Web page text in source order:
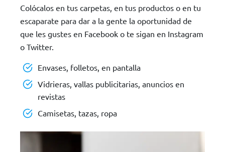
Colócalos en tus carpetas, en tus productos o en tu
escaparate para dar a la gente la oportunidad de
que les gustes en Facebook o te sigan en Instagram
o Twitter.
Envases, folletos, en pantalla
Vidrieras, vallas publicitarias, anuncios en
revistas
Camisetas, tazas, ropa